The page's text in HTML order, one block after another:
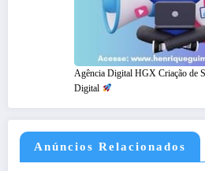
Agência Digital HGX Criação de
Digital
Anúncios Relacionados